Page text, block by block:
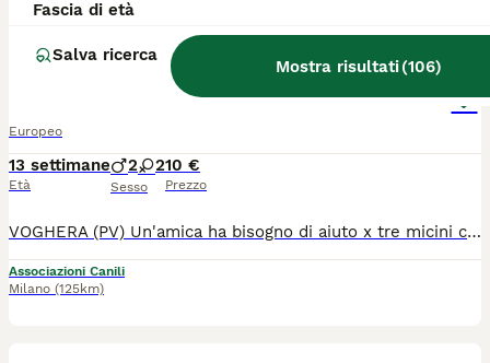
Fascia di età
Salva ricerca
Mostra risultati(106)
3mici 3mesi e mammaCHI PUÒ AIUTI X FAVORE! VOGHERA
Europeo
13 settimane
Età
2 2
Sesso
10 €
Prezzo
VOGHERA (PV) Un'amica ha bisogno di aiuto x tre micini cuccioli di 3mesi circa e possibilmente anche x la giovane mamma!! Purtroppo c è gente che in campagna prende gatti x i topi e sti poveri mici muoiono di fame!!! Cosi vanno a mangiare doveva trovano..ogni sera vanno da una signore che però non può tenerli. Mi chiede aiuto..io sto in un altra città e quello che posso fare è cercare qualche persona di cuore che vuole adottare un micino..poverini fanno tenerezza. Se non troviamo sistemazione che fine faranno?? Cerchiamo di salvarli ..altrimenti si riprodurranno e non ce la caviamo piu! Purtroppo la mamma viene lasciata libera e si riprodurra'! CHI PUÒ DARE UNA CASA AD UNO DEI CUCCIOLI X FAVORE AIUTIAMOLI! 338 1669589
Associazioni Canili
Milano (125km)